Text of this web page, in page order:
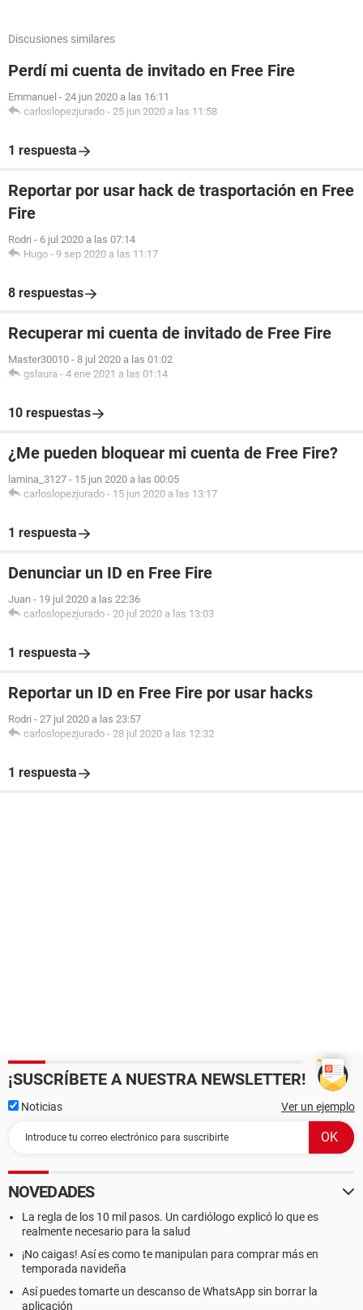
Discusiones similares
Perdí mi cuenta de invitado en Free Fire
Emmanuel - 24 jun 2020 a las 16:11
carloslopezjurado - 25 jun 2020 a las 11:58
1 respuesta
Reportar por usar hack de trasportación en Free
Fire
Rodri - 6 jul 2020 a las 07:14
Hugo - 9 sep 2020 a las 11:17
8 respuestas
Recuperar mi cuenta de invitado de Free Fire
Master30010 - 8 jul 2020 a las 01:02
gslaura - 4 ene 2021 a las 01:14
10 respuestas
¿Me pueden bloquear mi cuenta de Free Fire?
lamina_3127 - 15 jun 2020 a las 00:05
carloslopezjurado - 15 jun 2020 a las 13:17
1 respuesta
Denunciar un ID en Free Fire
Juan - 19 jul 2020 a las 22:36
carloslopezjurado - 20 jul 2020 a las 13:03
1 respuesta
Reportar un ID en Free Fire por usar hacks
Rodri - 27 jul 2020 a las 23:57
carloslopezjurado - 28 jul 2020 a las 12:32
1 respuesta
¡SUSCRÍBETE A NUESTRA NEWSLETTER!
Noticias Ver un ejemplo
NOVEDADES
La regla de los 10 mil pasos. Un cardiólogo explicó lo que es
realmente necesario para la salud
¡No caigas! Así es como te manipulan para comprar más en
temporada navideña
Así puedes tomarte un descanso de WhatsApp sin borrar la
aplicación